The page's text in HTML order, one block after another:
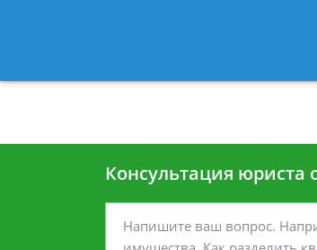
7
Консультация юриста